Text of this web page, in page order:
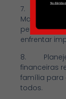
7.
Mantenha
pelo menos
enfrentar
8. Planeje
financeiras
família para
todos.